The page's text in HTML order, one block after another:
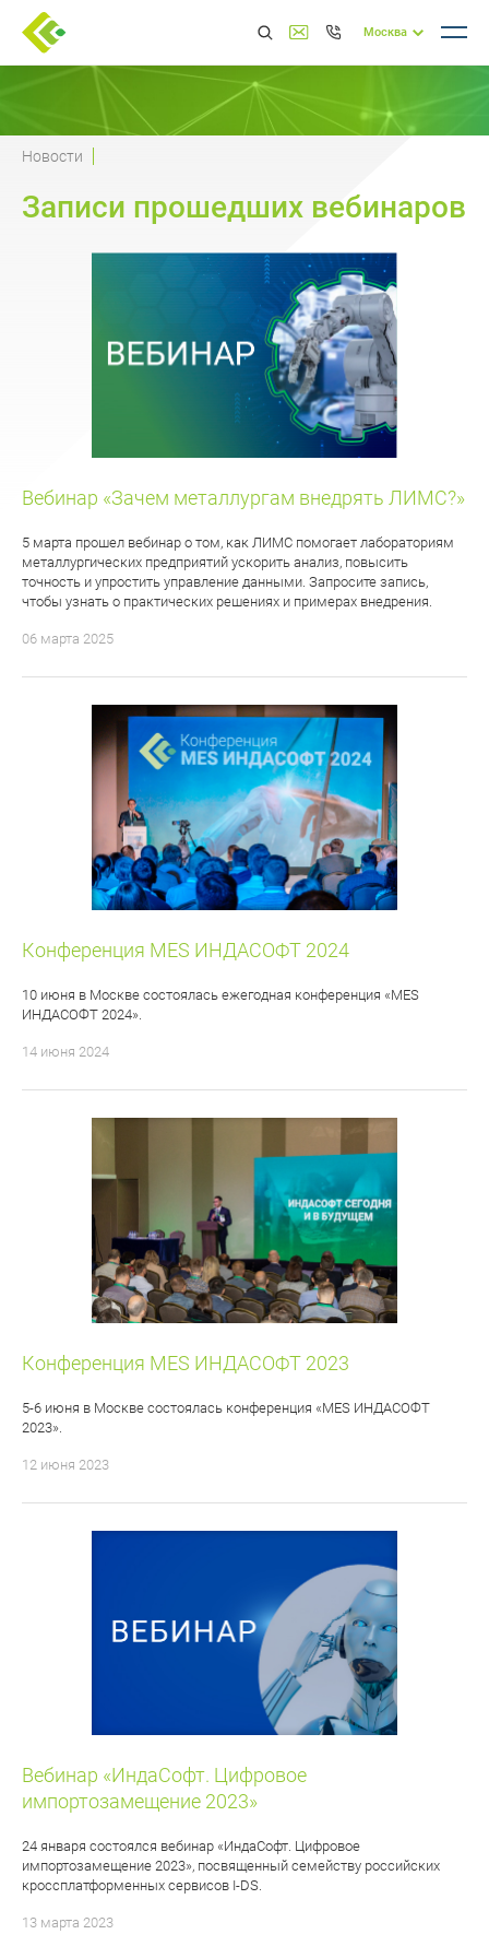
Москва
Новости
Записи прошедших вебинаров
Вебинар «Зачем металлургам внедрять ЛИМС?»
5 марта прошел вебинар о том, как ЛИМС помогает лабораториям
металлургических предприятий ускорить анализ, повысить
точность и упростить управление данными. Запросите запись,
чтобы узнать о практических решениях и примерах внедрения.
06 марта 2025
Конференция MES ИНДАСОФТ 2024
10 июня в Москве состоялась ежегодная конференция «MES
ИНДАСОФТ 2024».
14 июня 2024
Конференция MES ИНДАСОФТ 2023
5-6 июня в Москве состоялась конференция «MES ИНДАСОФТ
2023».
12 июня 2023
Вебинар «ИндаСофт. Цифровое
импортозамещение 2023»
24 января состоялся вебинар «ИндаСофт. Цифровое
импортозамещение 2023», посвященный семейству российских
кроссплатформенных сервисов I-DS.
13 марта 2023